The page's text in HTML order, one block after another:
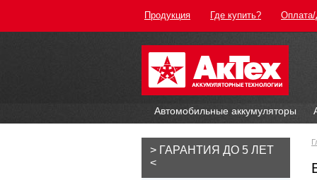
Продукция Где купить? Оплата/
Автомобильные аккумуляторы
> ГАРАНТИЯ ДО 5 ЛЕТ
<